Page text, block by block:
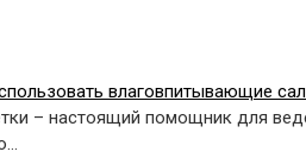
влаговпитывающие
– настоящий помощник для